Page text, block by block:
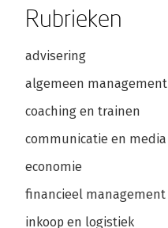
Rubrieken
advisering
algemeen management
coaching en trainen
communicatie en media
economie
financieel management
inkoop en logistiek